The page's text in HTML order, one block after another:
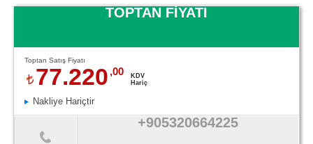
TOPTAN FİYATI
Toptan Satış Fiyatı
77.220 ,00
KDV
Hariç
Nakliye Hariçtir
+905320664225